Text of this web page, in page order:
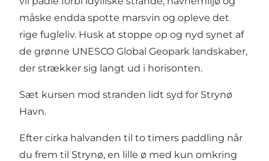
måske endda spotte marsvin og opleve det
rige fugleliv. Husk at stoppe op og nyd synet af
de grønne UNESCO Global Geopark landskaber,
der strækker sig langt ud i horisonten.
Sæt kursen mod stranden lidt syd for Strynø
Havn.
Efter cirka halvanden til to timers paddling når
du frem til Strynø, en lille ø med kun omkring